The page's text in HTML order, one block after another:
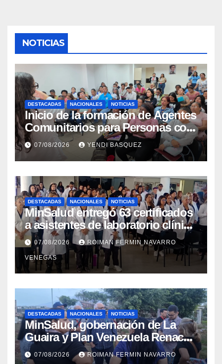
NOTICIAS
DESTACADAS NACIONALES NOTICIAS
Inicio de la formación de Agentes
Comunitarios para Personas con
Discapacidad en el Centro de
Rehabilitación J.J. Arvelo
07/08/2026 YENDI BASQUEZ
DESTACADAS NACIONALES NOTICIAS
MinSalud entregó 63 certificados
a asistentes de laboratorio clínico
para garantizar respaldo legal y
profesional
07/08/2026 ROIMAN FERMIN NAVARRO
VENEGAS
DESTACADAS NACIONALES NOTICIAS
MinSalud, gobernación de La
Guaira y Plan Venezuela Renace
iniciaron la rehabilitación integral
07/08/2026 ROIMAN FERMIN NAVARRO